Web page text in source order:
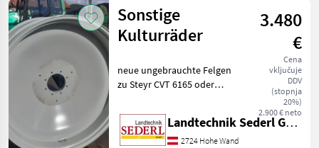
platišča
in
pnevmatike
/
Sonstige
Kulturräder
3.480
€
Cena
vključuje
DDV
(stopnja
20%)
2.900 € neto
neue ungebrauchte Felgen
zu Steyr CVT 6165 oder
2100 mm passend , vorne
38" ( zb 270/95R38) Hinten
52" ( zb. 300/95R52) T
Landtechnik Sederl GmbH
2724 Hohe Wand